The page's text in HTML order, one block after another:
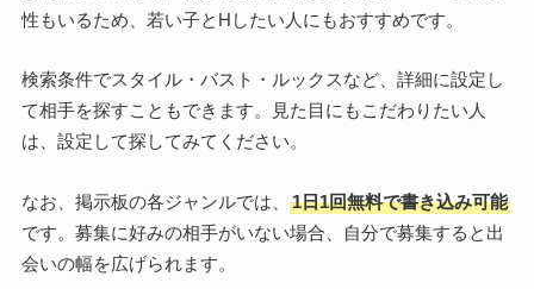
性もいるため、若い子とHしたい人にもおすすめです。
検索条件でスタイル・バスト・ルックスなど、詳細に設定し
て相手を探すこともできます。見た目にもこだわりたい人
は、設定して探してみてください。
なお、掲示板の各ジャンルでは、
1日1回無料で書き込み可能
です。募集に好みの相手がいない場合、自分で募集すると出
会いの幅を広げられます。